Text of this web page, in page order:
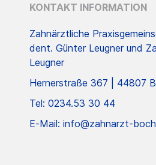
KONTAKT INFORMATION
Zahnärztliche
dent. Günter Leugner und
Leugner
Hernerstraße 367 | 44807
Tel: 0234.53 30 44
E-Mail: info@zahnarzt-